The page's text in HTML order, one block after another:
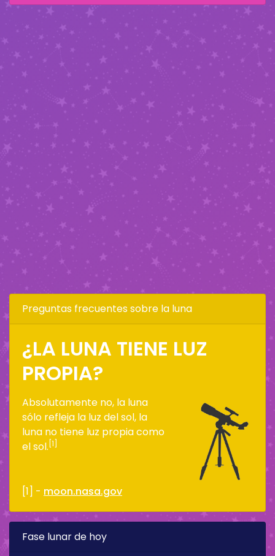
Preguntas frecuentes sobre la luna
¿LA LUNA TIENE LUZ
PROPIA?
Absolutamente no, la luna
sólo refleja la luz del sol, la
luna no tiene luz propia como
el sol. [1]
[1] - moon.nasa.gov
Fase lunar de hoy